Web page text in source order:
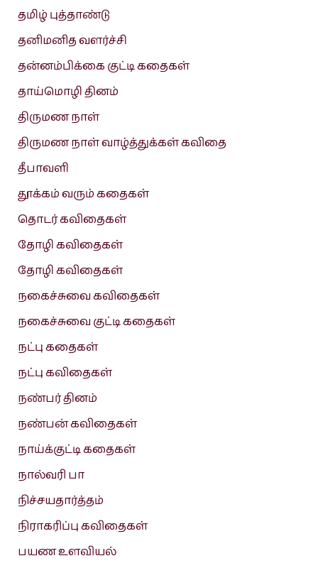
தமிழ் புத்தாண்டு
தனிமனித வளர்ச்சி
தன்னம்பிக்கை குட்டி கதைகள்
தாய்மொழி தினம்
திருமண நாள்
திருமண நாள் வாழ்த்துக்கள் கவிதை
தீபாவளி
தூக்கம் வரும் கதைகள்
தொடர் கவிதைகள்
தோழி கவிதைகள்
தோழி கவிதைகள்
நகைச்சுவை கவிதைகள்
நகைச்சுவை குட்டி கதைகள்
நட்பு கதைகள்
நட்பு கவிதைகள்
நண்பர் தினம்
நண்பன் கவிதைகள்
நாய்க்குட்டி கதைகள்
நால்வரி பா
நிச்சயதார்த்தம்
நிராகரிப்பு கவிதைகள்
பயண உளவியல்